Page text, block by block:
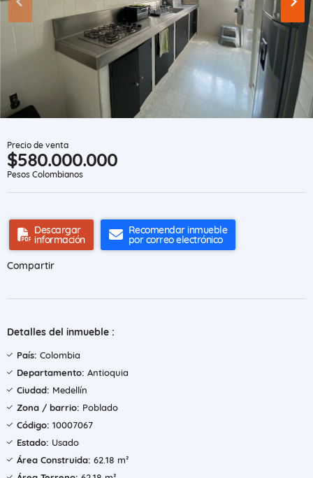
Precio de venta
$580.000.000
Pesos Colombianos
Descargar
información
Recomendar inmueble
por correo electrónico
Compartir
Detalles del inmueble :
País: Colombia
Departamento: Antioquia
Ciudad: Medellín
Zona / barrio: Poblado
Código: 10007067
Estado: Usado
Área Construida: 62.18 m²